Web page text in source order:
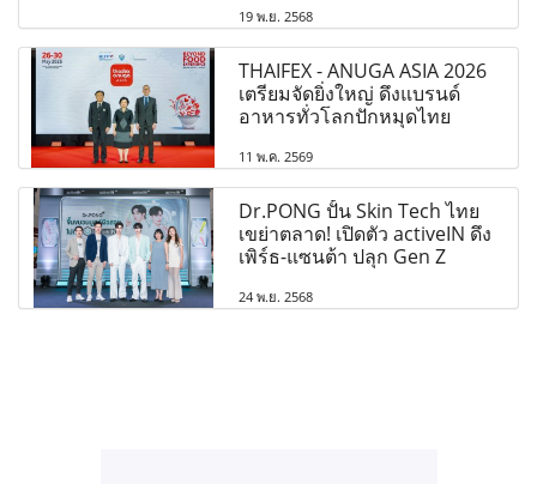
19 พ.ย. 2568
THAIFEX - ANUGA ASIA 2026
เตรียมจัดยิ่งใหญ่ ดึงแบรนด์
อาหารทั่วโลกปักหมุดไทย
11 พ.ค. 2569
Dr.PONG ปั้น Skin Tech ไทย
เขย่าตลาด! เปิดตัว activeIN ดึง
เพิร์ธ-แซนต้า ปลุก Gen Z
24 พ.ย. 2568